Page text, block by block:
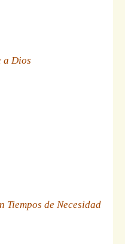
a Dios
Tiempos de Necesidad